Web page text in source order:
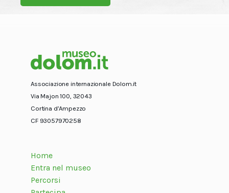
Associazione internazionale Dolom.it
Via Majon 100, 32043
Cortina d’Ampezzo
CF 93057970258
Home
Entra nel museo
Percorsi